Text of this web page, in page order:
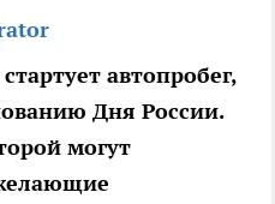
автопробег,
Дня России.
могут